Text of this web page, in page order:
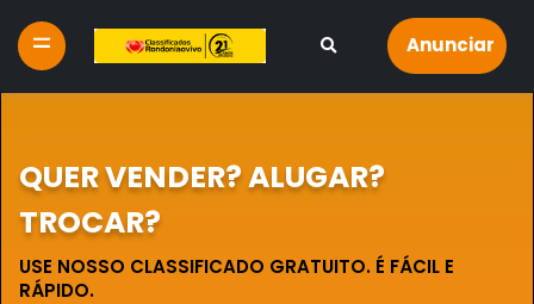
Anunciar
QUER VENDER? ALUGAR?
TROCAR?
USE NOSSO CLASSIFICADO GRATUITO. É FÁCIL E
RÁPIDO.